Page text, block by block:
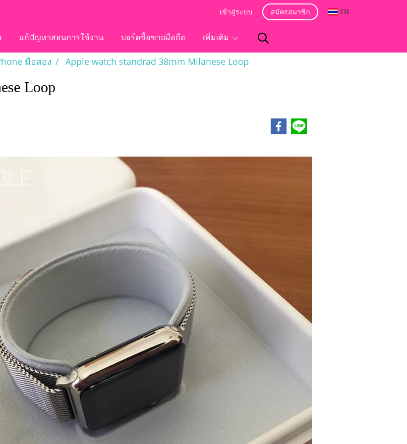
เข้าสู่ระบบ สมัครสมาชิก TH
แก้ปัญหาสอนการใช้งาน บอร์ดซื้อขายมือถือ เพิ่มเติม
มือสอง Apple watch standrad 38mm Milanese Loop
Loop